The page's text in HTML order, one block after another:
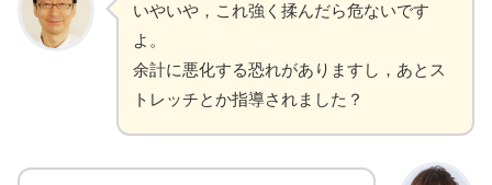
いやいや，これ強く揉んだら危ないです
よ。
余計に悪化する恐れがありますし，あとス
トレッチとか指導されました？